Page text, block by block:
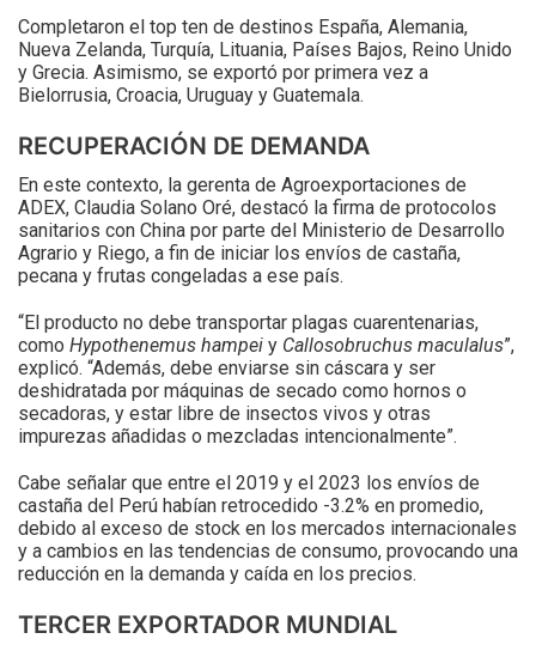
Completaron el top ten de destinos España, Alemania,
Nueva Zelanda, Turquía, Lituania, Países Bajos, Reino Unido
y Grecia. Asimismo, se exportó por primera vez a
Bielorrusia, Croacia, Uruguay y Guatemala.
RECUPERACIÓN DE DEMANDA
En este contexto, la gerenta de Agroexportaciones de
ADEX, Claudia Solano Oré, destacó la firma de protocolos
sanitarios con China por parte del Ministerio de Desarrollo
Agrario y Riego, a fin de iniciar los envíos de castaña,
pecana y frutas congeladas a ese país.
“El producto no debe transportar plagas cuarentenarias,
como Hypothenemus hampei y Callosobruchus maculalus”,
explicó. “Además, debe enviarse sin cáscara y ser
deshidratada por máquinas de secado como hornos o
secadoras, y estar libre de insectos vivos y otras
impurezas añadidas o mezcladas intencionalmente”.
Cabe señalar que entre el 2019 y el 2023 los envíos de
castaña del Perú habían retrocedido -3.2% en promedio,
debido al exceso de stock en los mercados internacionales
y a cambios en las tendencias de consumo, provocando una
reducción en la demanda y caída en los precios.
TERCER EXPORTADOR MUNDIAL